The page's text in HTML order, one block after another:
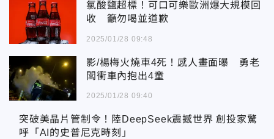
氯酸鹽超標！可口可樂歐洲爆大規模回
收 籲勿喝並道歉
2025/01/28 09:48
影/楊梅火燒車4死！感人畫面曝 勇老
闆衝車內抱出4童
2025/01/28 09:40
突破美晶片管制令！陸DeepSeek震撼世界 創投家驚
呼「AI的史普尼克時刻」